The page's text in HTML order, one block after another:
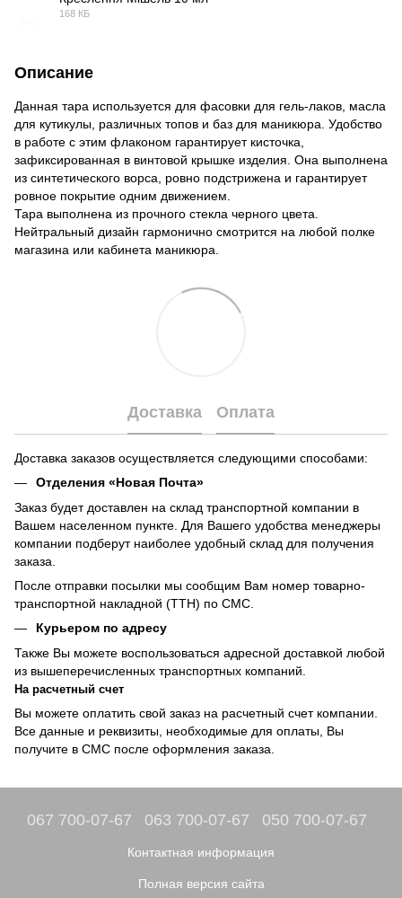
168 КБ
Описание
Данная тара используется для фасовки для гель-лаков, масла
для кутикулы, различных топов и баз для маникюра. Удобство
в работе с этим флаконом гарантирует кисточка,
зафиксированная в винтовой крышке изделия. Она выполнена
из синтетического ворса, ровно подстрижена и гарантирует
ровное покрытие одним движением.
Тара выполнена из прочного стекла черного цвета.
Нейтральный дизайн гармонично смотрится на любой полке
магазина или кабинета маникюра.
Доставка Оплата
Доставка заказов осуществляется следующими способами:
Отделения «Новая Почта»
Заказ будет доставлен на склад транспортной компании в
Вашем населенном пункте. Для Вашего удобства менеджеры
компании подберут наиболее удобный склад для получения
заказа.
После отправки посылки мы сообщим Вам номер товарно-
транспортной накладной (ТТН) по СМС.
Курьером по адресу
Также Вы можете воспользоваться адресной доставкой любой
из вышеперечисленных транспортных компаний.
На расчетный счет
Вы можете оплатить свой заказ на расчетный счет компании.
Все данные и реквизиты, необходимые для оплаты, Вы
получите в СМС после оформления заказа.
067 700-07-67 063 700-07-67 050 700-07-67
Контактная информация
Полная версия сайта